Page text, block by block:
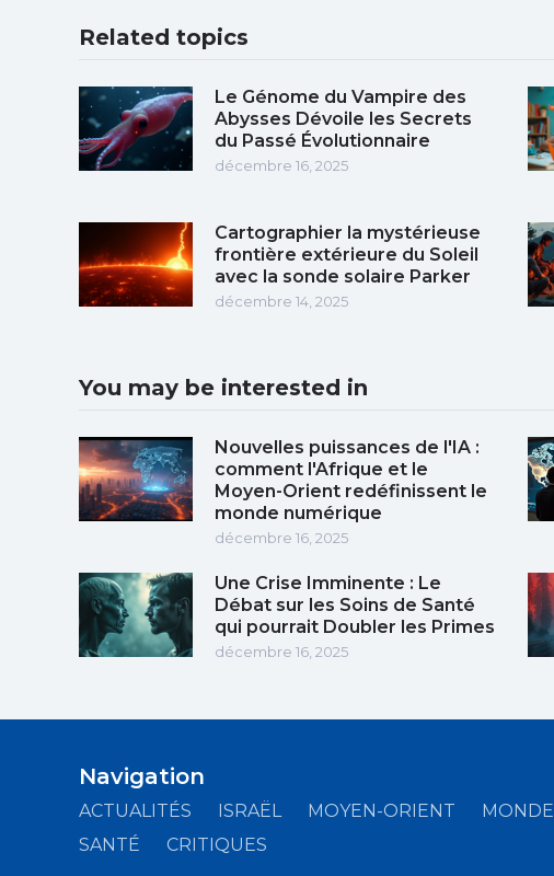
Related topics
Le Génome du Vampire des
Abysses Dévoile les Secrets
du Passé Évolutionnaire
décembre 16, 2025
Cartographier la mystérieuse
frontière extérieure du Soleil
avec la sonde solaire Parker
décembre 14, 2025
You may be interested in
Nouvelles puissances de l'IA :
comment l'Afrique et le
Moyen-Orient redéfinissent le
monde numérique
décembre 16, 2025
Une Crise Imminente : Le
Débat sur les Soins de Santé
qui pourrait Doubler les Primes
décembre 16, 2025
Navigation
ACTUALITÉS ISRAËL MOYEN-ORIENT MONDE
SANTÉ
CRITIQUES